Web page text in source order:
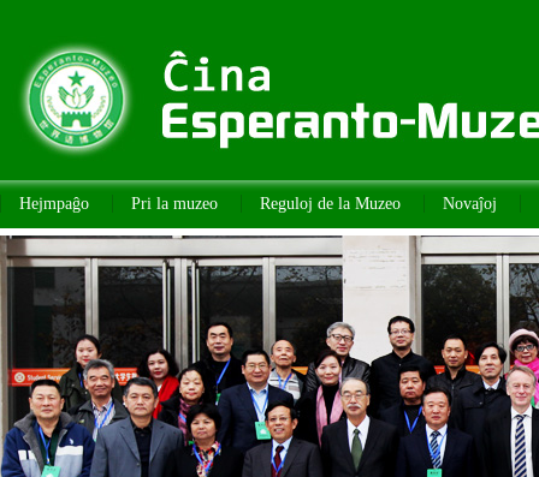
Hejmpaĝo Pri la muzeo Reguloj de la Muzeo Novaĵoj